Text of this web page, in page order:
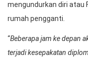
mengundurkan diri atau
rumah pengganti.
“Beberapa jam ke depan
terjadi kesepakatan